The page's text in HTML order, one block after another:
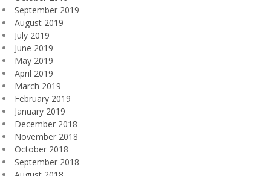
September 2019
August 2019
July 2019
June 2019
May 2019
April 2019
March 2019
February 2019
January 2019
December 2018
November 2018
October 2018
September 2018